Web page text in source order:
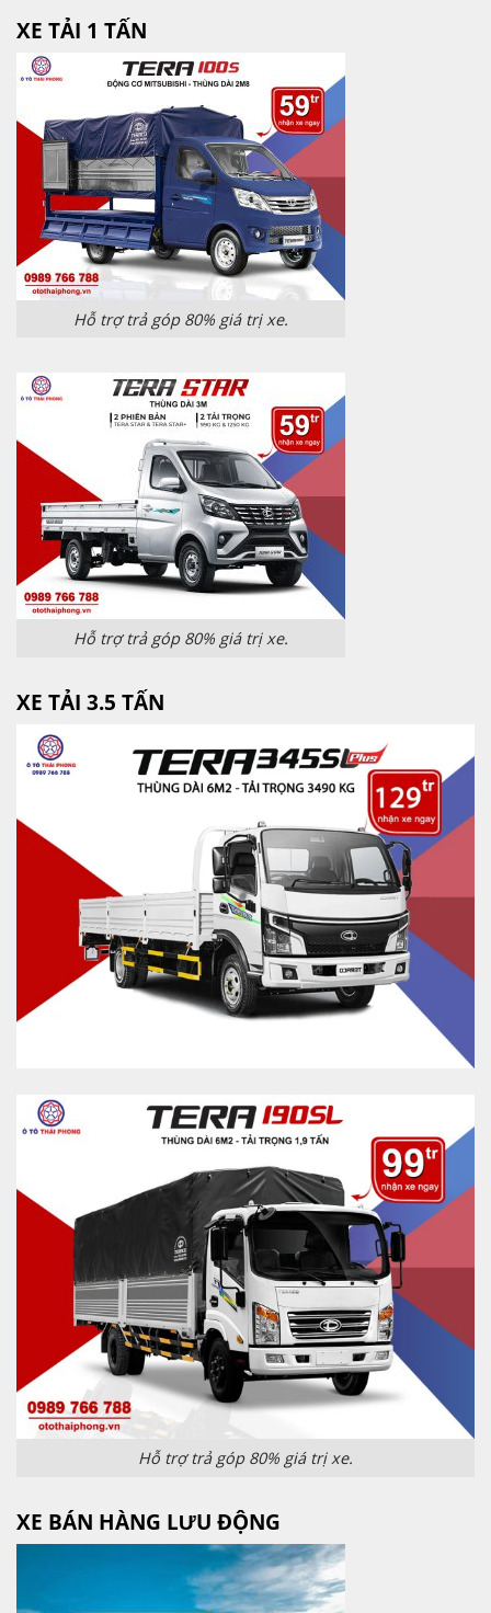
XE TẢI 1 TẤN
Hỗ trợ trả góp 80% giá trị xe.
Hỗ trợ trả góp 80% giá trị xe.
XE TẢI 3.5 TẤN
Hỗ trợ trả góp 80% giá trị xe.
XE BÁN HÀNG LƯU ĐỘNG